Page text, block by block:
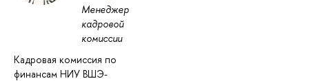
Менеджер
кадровой
комиссии
Кадровая комиссия по
финансам НИУ ВШЭ-